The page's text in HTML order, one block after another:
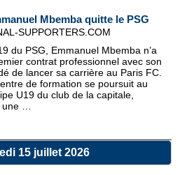
Mbemba quitte le PSG
SUPPORTERS.COM
du PSG, Emmanuel Mbemba n’a
contrat professionnel avec son
de lancer sa carrière au Paris FC.
de formation se poursuit au
U19 du club de la capitale,
…
15 juillet 2026